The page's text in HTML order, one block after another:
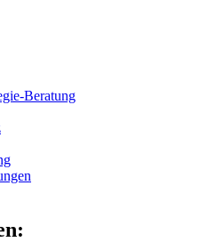
Beratung